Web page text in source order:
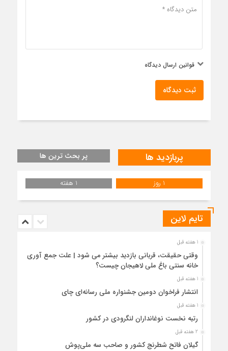
قوانین ارسال دیدگاه
ثبت دیدگاه
پربازدید ها پر بحث ترین ها
1 روز 1 هفته
تایم لاین
1 هفته قبل
وقتی حقیقت، قربانی بازدید بیشتر می شود | علت جمع آوری
خانه سنتی باغ ملی لاهیجان چیست؟
1 هفته قبل
انتشار فراخوان دومین جشنواره ملی رسانه‌ای چای
1 هفته قبل
رتبه نخست نوغانداران لنگرودی در کشور
2 هفته قبل
گیلان فاتح شطرنج کشور و صاحب سه ملی‌پوش